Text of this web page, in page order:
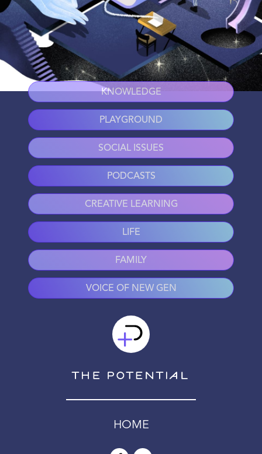
KNOWLEDGE
PLAYGROUND
SOCIAL ISSUES
PODCASTS
CREATIVE LEARNING
LIFE
FAMILY
VOICE OF NEW GEN
HOME